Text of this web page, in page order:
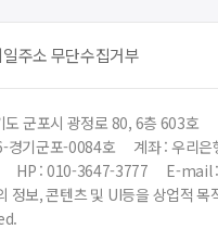
주소 무단수집거부
도 군포시 광정로 80, 6층 603호
경기군포-0084호
계좌 : 우리
HP : 010-3647-3777
E-mail
정보, 콘텐츠 및 UI등을 상업적